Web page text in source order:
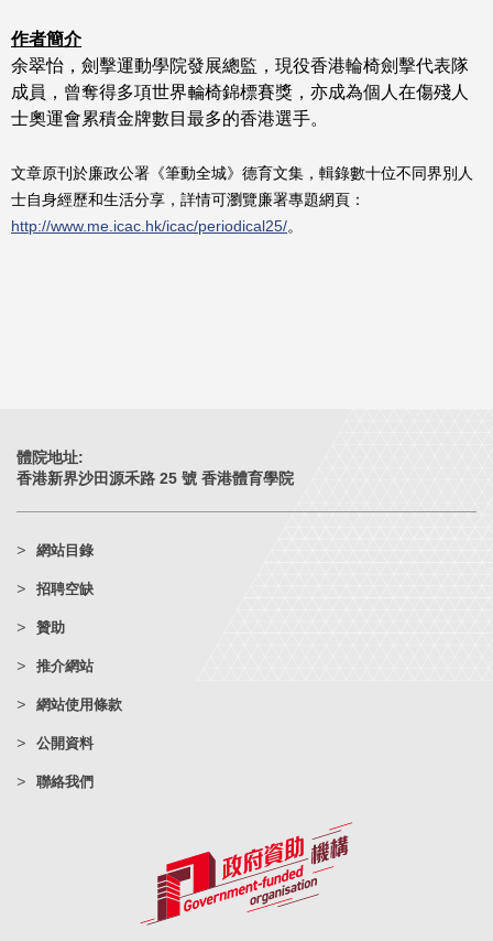
作者簡介
余翠怡，劍擊運動學院發展總監，現役香港輪椅劍擊代表隊
成員，曾奪得多項世界輪椅錦標賽獎，亦成為個人在傷殘人
士奧運會累積金牌數目最多的香港選手。
文章原刊於廉政公署《筆動全城》德育文集，輯錄數十位不同界別人
士自身經歷和生活分享，詳情可瀏覽廉署專題網頁：
http://www.me.icac.hk/icac/periodical25/。
體院地址:
香港新界沙田源禾路 25 號 香港體育學院
網站目錄
招聘空缺
贊助
推介網站
網站使用條款
公開資料
聯絡我們